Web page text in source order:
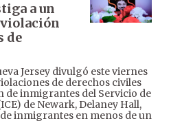
a un
de
Jersey divulgó este viernes
de derechos civiles
de inmigrantes del Servicio de
de Newark, Delaney Hall,
inmigrantes en menos de un